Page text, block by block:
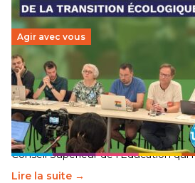
Agir avec vous
Transition écologique de
Éducation fait bouger les
30 juin 2026-National
Pendant plusieurs mois, un groupe
travaillé sur la transition écologique
Conseil Supérieur de l’Éducation qui
Lire la suite →